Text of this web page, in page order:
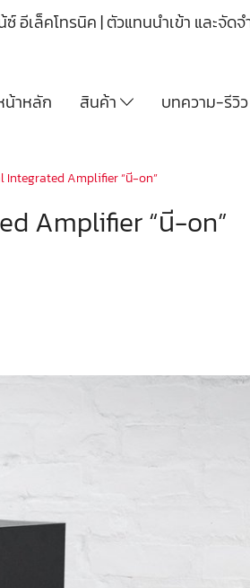
ซ์ อีเล็คโทรนิค | ตัวแทนนำเข้า และจั
น้าหลัก สินค้า บทความ-รีวิว
Integrated Amplifier “นี-on”
Amplifier “นี-on”